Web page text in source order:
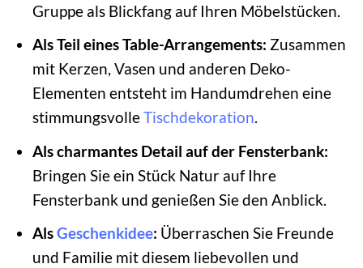
Gruppe als Blickfang auf Ihren Möbelstücken.
Als Teil eines Table-Arrangements: Zusammen
mit Kerzen, Vasen und anderen Deko-
Elementen entsteht im Handumdrehen eine
stimmungsvolleTischdekoration.
Als charmantes Detail auf der Fensterbank:
Bringen Sie ein Stück Natur auf Ihre
Fensterbank und genießen Sie den Anblick.
AlsGeschenkidee: Überraschen Sie Freunde
und Familie mit diesem liebevollen und